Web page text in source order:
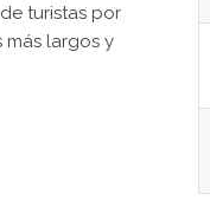
turistas por
más largos y